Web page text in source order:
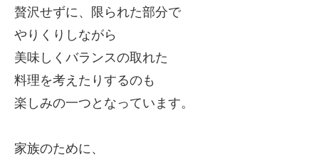
贅沢せずに、
限られた部分で
やりくりしながら
美味しくバランスの取れた
料理を考えたりするのも
楽しみの一つとなっています。
家族のために、